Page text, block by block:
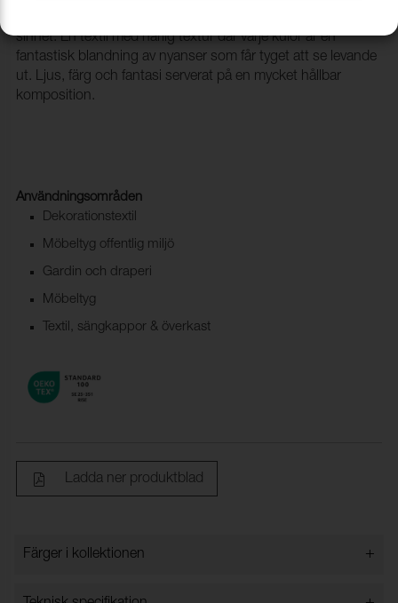
sinnet. En textil med härlig textur där varje kulör är en
fantastisk blandning av nyanser som får tyget att se levande
ut. Ljus, färg och fantasi serverat på en mycket hållbar
komposition.
Användningsområden
Dekorationstextil
Möbeltyg offentlig miljö
Gardin och draperi
Möbeltyg
Textil, sängkappor & överkast
Ladda ner produktblad
Färger i kollektionen +
Färger i kollektionen